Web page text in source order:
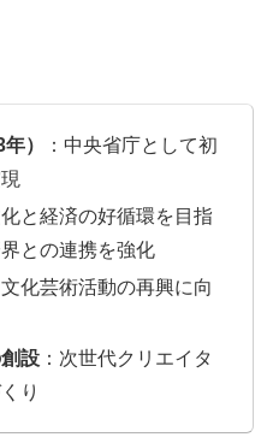
）
：中央省庁として初
化と経済の好循環を目指
との連携を強化
文化芸術活動の再興に向
設 ：次世代クリエイタ
り